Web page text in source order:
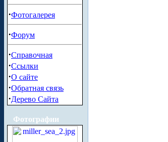
·Фотогалерея
·Форум
·Справочная
·Ссылки
·О сайте
·Обратная связь
·Дерево Сайта
Фотографии